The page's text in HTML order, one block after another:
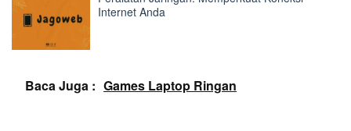
Internet Anda
Baca Juga : Games Laptop Ringan